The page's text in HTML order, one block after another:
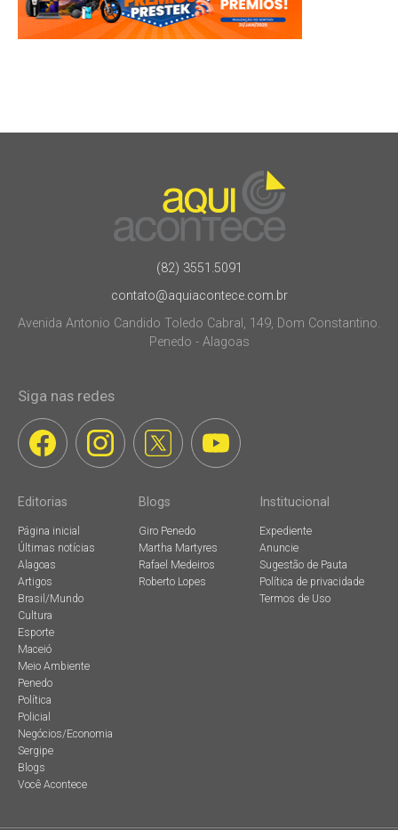
(82) 3551.5091
contato@aquiacontece.com.br
Avenida Antonio Candido Toledo Cabral, 149, Dom Constantino.
Penedo - Alagoas
Siga nas redes
Editorias
Página inicial
Últimas notícias
Alagoas
Artigos
Brasil/Mundo
Cultura
Esporte
Maceió
Meio Ambiente
Penedo
Política
Policial
Negócios/Economia
Sergipe
Blogs
Você Acontece
Blogs
Giro Penedo
Martha Martyres
Rafael Medeiros
Roberto Lopes
Institucional
Expediente
Anuncie
Sugestão de Pauta
Política de privacidade
Termos de Uso